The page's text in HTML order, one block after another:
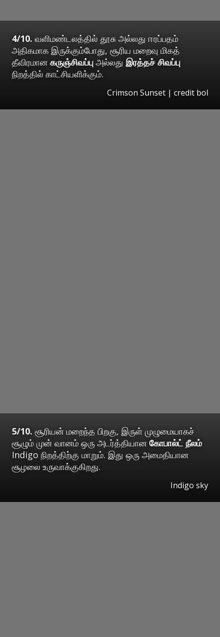
4/10. வளிமண்டலத்தில் தூசு அல்லது ஈரப்பதம்
அதிகமாக இருக்கும்போது, சூரிய மறைவு மிகத்
தீவிரமான கருஞ்சிவப்பு அல்லது இரத்தச் சிவப்பு
நிறத்தில் காட்சியளிக்கும்.
Crimson Sunset | credit bol
5/10. சூரியன் மறைந்த பிறகு, இருள் முழுமையாகச்
சூழும் முன் வானம் ஒரு அடர்த்தியான கோபால்ட் நீலம்
Indigo நிறத்திற்கு மாறும். இது ஒரு அமைதியான
சூழலை உருவாக்குகிறது.
Indigo sky